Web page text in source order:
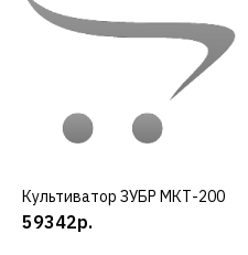
КУПИТЬ
Культиватор ЗУБР МКТ-200
59342р.